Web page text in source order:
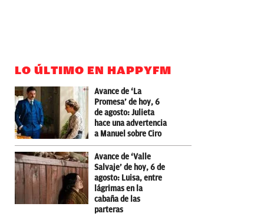
LO ÚLTIMO EN HAPPYFM
Avance de ‘La
Promesa’ de hoy, 6
de agosto: Julieta
hace una advertencia
a Manuel sobre Ciro
Avance de ‘Valle
Salvaje’ de hoy, 6 de
agosto: Luisa, entre
lágrimas en la
cabaña de las
parteras